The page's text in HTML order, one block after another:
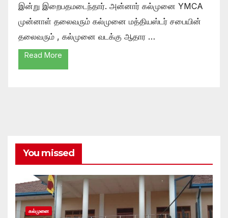
இன்று இறைபதமடைந்தார். அன்னார் கல்முனை YMCA
முன்னாள் தலைவரும் கல்முனை மத்தியஸ்டர் சபையின்
தலைவரும் , கல்முனை வடக்கு ஆதார …
Read More
You missed
கல்முனை